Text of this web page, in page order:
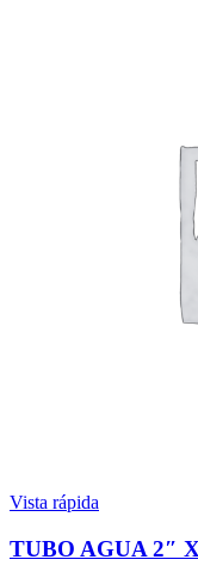
Vista rápida
TUBO AGUA 2″